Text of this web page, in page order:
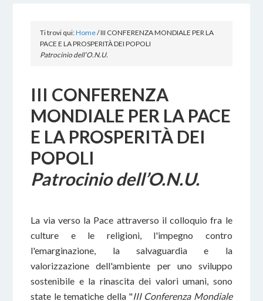
Ti trovi qui:Home/III CONFERENZA MONDIALE PER LA
PACE E LA PROSPERITÀ DEI POPOLI
Patrocinio dell’O.N.U.
III CONFERENZA
MONDIALE PER LA PACE
E LA PROSPERITÀ DEI
POPOLI
Patrocinio dell’O.N.U.
La via verso la Pace attraverso il colloquio fra le
culture e le religioni, l'impegno contro
l'emarginazione, la salvaguardia e la
valorizzazione dell'ambiente per uno sviluppo
sostenibile e la rinascita dei valori umani, sono
state le tematiche della "III Conferenza Mondiale